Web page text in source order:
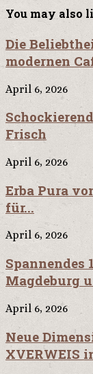
You may also
Die
modernen
April 6, 2026
Frisch
April 6, 2026
Erba Pura
für...
April 6, 2026
Spannendes
Magdeburg
April 6, 2026
Neue
XVERWEIS